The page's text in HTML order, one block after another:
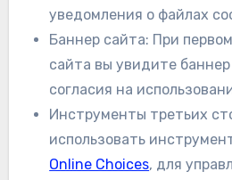
уведомления о файлах
Баннер сайта: При
сайта вы увидите
согласия на
Инструменты третьих
использовать
Online Choices, для